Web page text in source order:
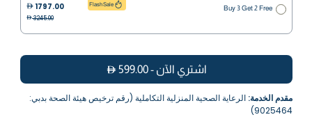
Buy 3 Get 2 Free
Flash Sale
1797.00
3245.00
اشتري الآن -
599.00
مقدم الخدمة: الرعاية الصحية المنزلية التكاملية (رقم ترخيص هيئة الصحة بدبي:
9025464)